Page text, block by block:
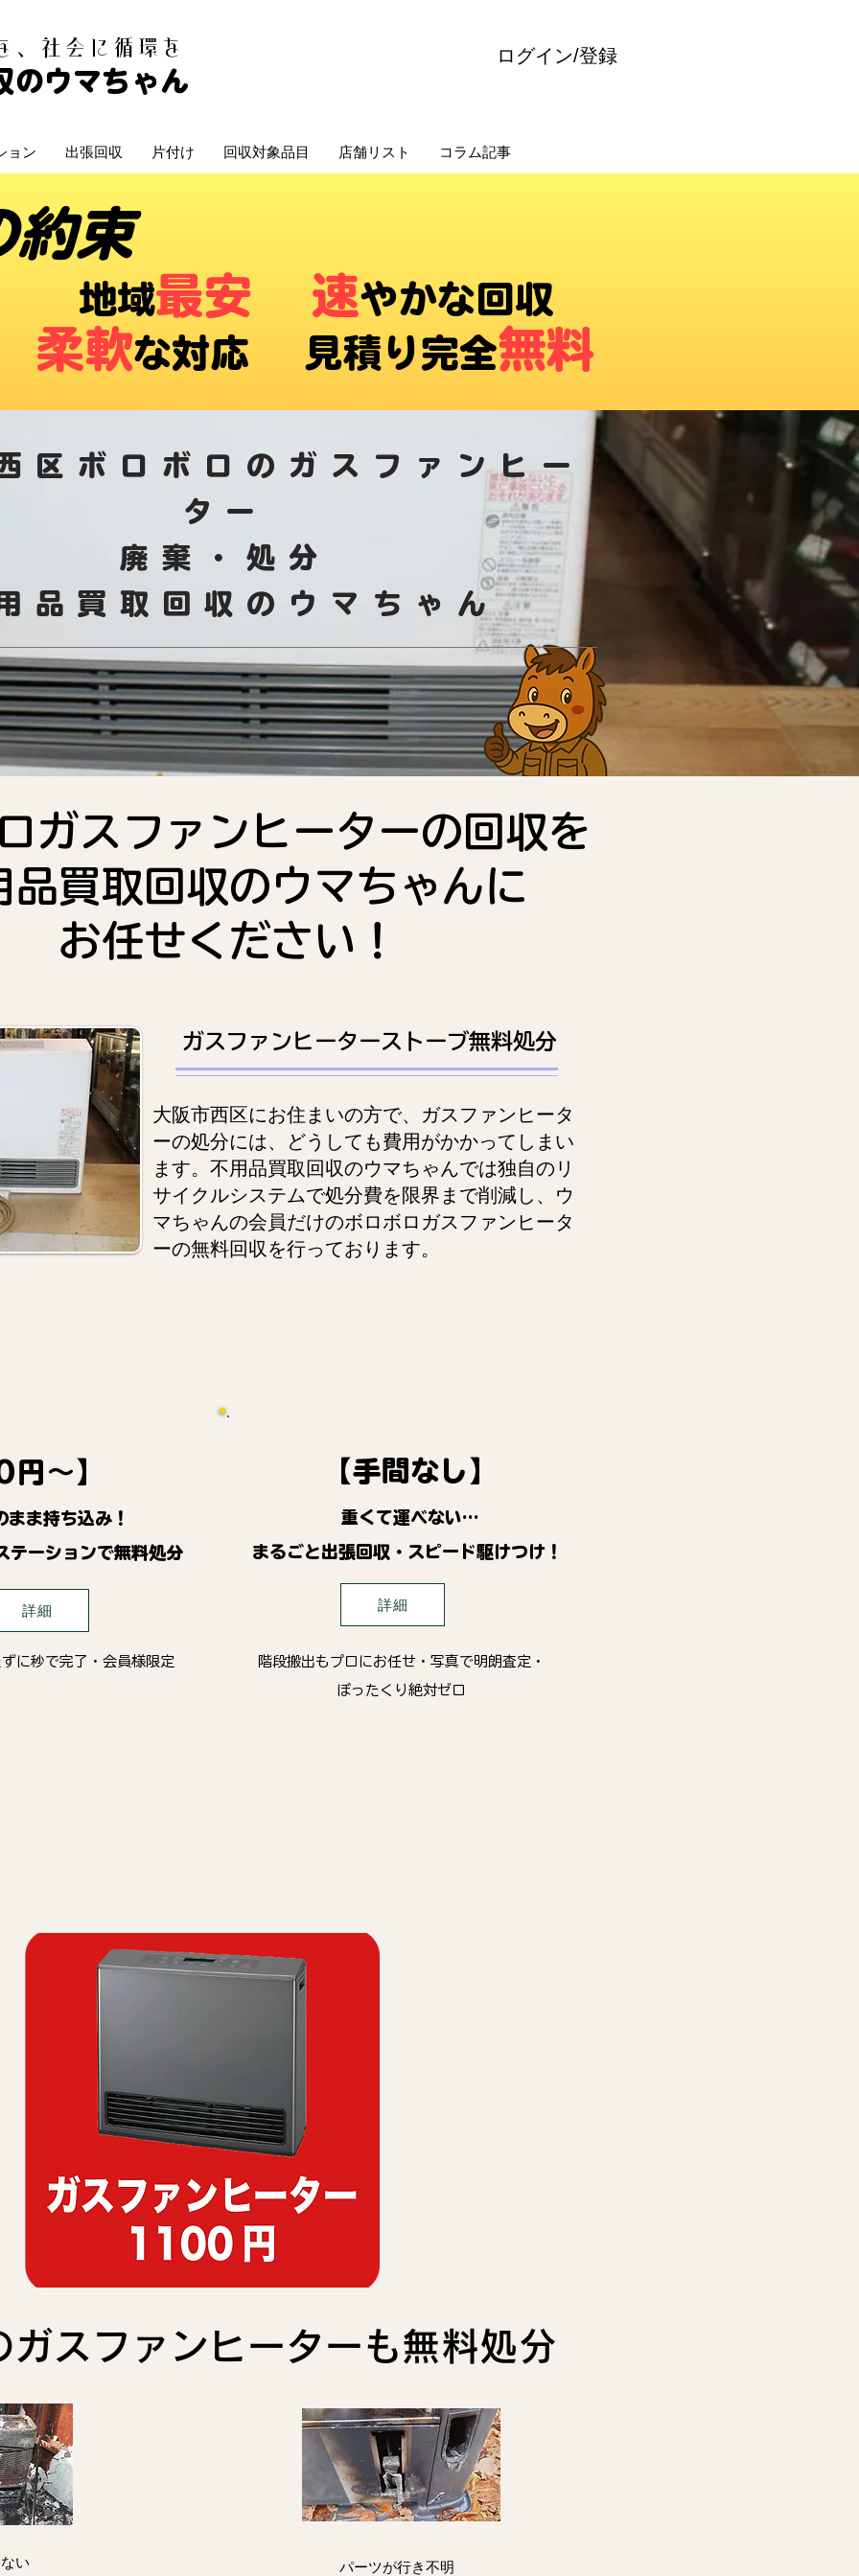
、社会に循環を
のウマちゃん
ログイン/登録
ョン 出張回収 片付け 回収対象品目 店舗リスト コラム記事
約束
​地域最安 速やかな回収
柔軟な対応 ​見積り完全無料
区ボロボロのガスファンヒー
ター
廃棄・処分
品買取回収のウマちゃん
ガスファンヒーターの回収を
品買取回収のウマちゃんに
お任せください！
ガスファンヒーターストーブ無料処分
大阪市西区にお住まいの方で、ガスファンヒータ
ーの処分には、どうしても費用がかかってしまい
ます。不用品買取回収のウマちゃんでは独自のリ
サイクルシステムで処分費を限界まで削減し、ウ
マちゃんの会員だけのボロボロガスファンヒータ
ーの無料回収を行っております。
円～】
まま持ち込み！
ーションで無料処分
詳細
に秒で完了・会員様限定
【手間なし】
重くて運べない…
まるごと出張回収・スピード駆けつけ！
詳細
階段搬出もプロにお任せ・写真で明朗査定・
ぼったくり絶対ゼロ
ガスファンヒーターも無料処分
い パーツが行き不明